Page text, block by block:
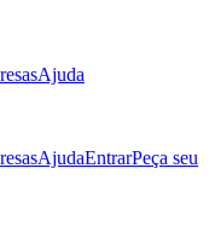
Ajuda
AjudaEntrarPeça seu